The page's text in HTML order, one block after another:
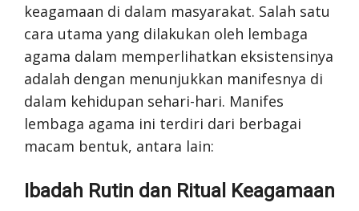
keagamaan di dalam masyarakat. Salah satu
cara utama yang dilakukan oleh lembaga
agama dalam memperlihatkan eksistensinya
adalah dengan menunjukkan manifesnya di
dalam kehidupan sehari-hari. Manifes
lembaga agama ini terdiri dari berbagai
macam bentuk, antara lain:
Ibadah Rutin dan Ritual Keagamaan